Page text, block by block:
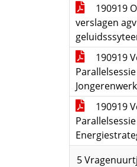
190919
verslagen
190919
190919
5